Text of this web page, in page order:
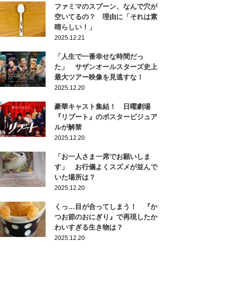
ファミマのスプーン、なんで穴が
空いてるの？ 理由に「それは素
晴らしい！」
2025.12.21
「人生で一番幸せな時間だっ
た」 サザンオールスターズ史上
最大ツアー映像を見逃すな！
2025.12.20
豪華キャスト集結！ 日曜劇場
『リブート』のポスタービジュア
ルが解禁
2025.12.20
「お一人さま一席でお願いしま
す」 お行儀よくスズメが並んで
いた場所は？
2025.12.20
くっ…目が合ってしまう！ 『か
つお節のおにぎり』で再現したか
わいすぎる生き物は？
2025.12.20